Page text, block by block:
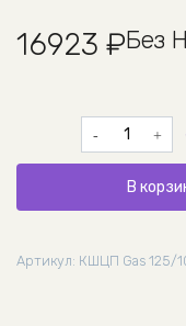
16923 ₽Без
Количество
товара
стальной
газа
В
Артикул: КШЦП Gas 125/